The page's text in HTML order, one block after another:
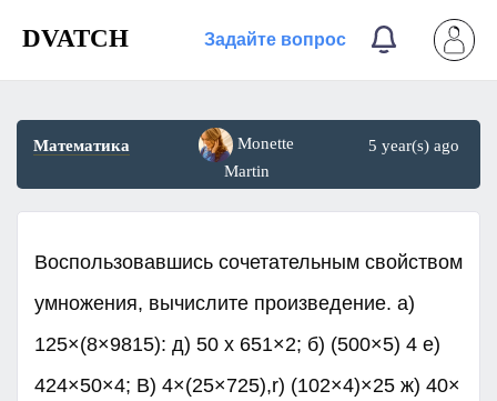
DVATCH Задайте вопрос
Математика
Monette
Martin
5 year(s) ago
Воспользовавшись сочетательным свойством
умножения, вычислите произведение. а)
125×(8×9815): д) 50 x 651×2; б) (500×5) 4 е)
424×50×4; B) 4×(25×725),r) (102×4)×25 ж) 40×